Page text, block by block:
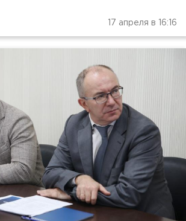
17 апреля в 16:16